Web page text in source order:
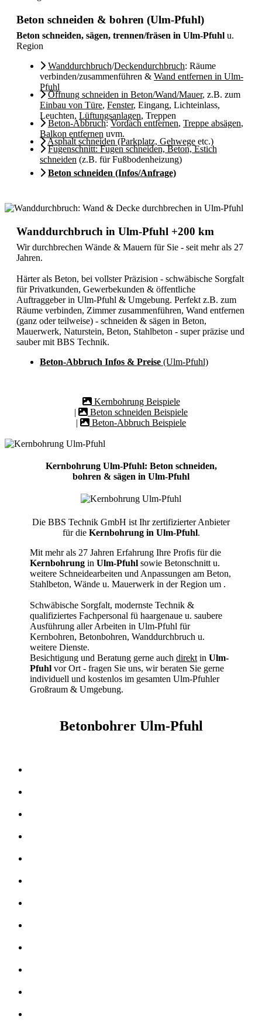
Beton schneiden & bohren (Ulm-Pfuhl)
Beton schneiden, sägen, trennen/fräsen in Ulm-Pfuhl u.
Region
Wanddurchbruch/Deckendurchbruch: Räume
verbinden/zusammenführen & Wand entfernen in Ulm-
Pfuhl
Öffnung schneiden in Beton/Wand/Mauer, z.B. zum
Einbau von Türe, Fenster, Eingang, Lichteinlass,
Leuchten, Lüftungsanlagen, Treppen
Beton-Abbruch:Vordach entfernen, Treppe absägen,
Balkon entfernen uvm.
Asphalt schneiden (Parkplatz, Gehwege etc.)
Fugenschnitt: Fugen schneiden, Beton, Estich
schneiden (z.B. für Fußbodenheizung)
Beton schneiden (Infos/Anfrage)
Wanddurchbruch in Ulm-Pfuhl +200 km
Wir durchbrechen Wände & Mauern für Sie - seit mehr als 27
Jahren.
Härter als Beton, bei vollster Präzision - schwäbische Sorgfalt
für Privatkunden, Gewerbekunden & öffentliche
Auftraggeber in Ulm-Pfuhl & Umgebung. Perfekt z.B. zum
Räume verbinden, Zimmer zusammenführen, Wand entfernen
(ganz oder teilweise) - schneiden & sägen in Beton,
Mauerwerk, Naturstein, Beton, Stahlbeton - super präzise und
sauber mit BBS Technik.
Beton-Abbruch Infos & Preise (Ulm-Pfuhl)
Kernbohrung Beispiele
|
Beton schneiden Beispiele
|
Beton-Abbruch Beispiele
Kernbohrung Ulm-Pfuhl: Beton schneiden,
bohren & sägen in Ulm-Pfuhl
Die BBS Technik GmbH ist Ihr zertifizierter Anbieter
für die Kernbohrung in Ulm-Pfuhl.
Mit mehr als 27 Jahren Erfahrung Ihre Profis für die
Kernbohrung inUlm-Pfuhl sowie Betonschnitt u.
weitere Schneidearbeiten und Anpassungen am Beton,
Stahlbeton, Wände u. Mauerwerk in der Region um .
Schwäbische Sorgfalt, modernste Technik &
qualifiziertes Fachpersonalfü haargenaue u. saubere
Ausführung aller Arbeitenin Ulm-Pfuhl für
Kernbohren, Betonbohren, Wanddurchbruch u.
weitere Dienste.
Besichtigung und Beratung gerne auchdirekt inUlm-
Pfuhl vor Ort - fragen Sie uns, wir beraten Sie gerne
individuell und kostenlos im gesamten Ulm-Pfuhler
Großraum & Umgebung.
Betonbohrer Ulm-Pfuhl